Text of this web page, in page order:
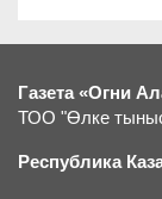
Газета «Огни
ТОО "Өлке
Республика